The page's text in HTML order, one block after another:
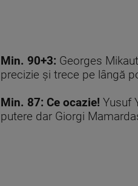
Min. 90+3: Georges
precizie și trece pe lângă
Min. 87: Ce ocazie! Yusuf
putere dar Giorgi